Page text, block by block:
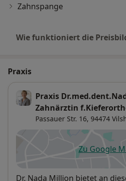
Zahnspange
Wie funktioniert die
Praxis
Praxis
Zahnärztin
Passauer Str. 16, 94474
Zu Google
Verfügbarkeit
Dr. Nada Million bietet an